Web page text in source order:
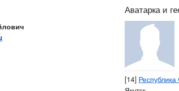
Аватарка и
[14]